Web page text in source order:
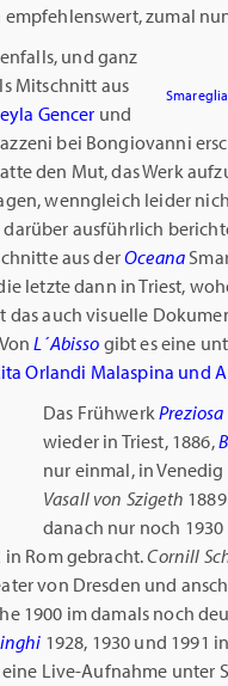
zumal
und ganz
Mitschnitt aus
Gencer und
bei Bongiovanni
den Mut, das Werk
wenngleich leider
darüber ausführlich
aus derOceana
letzte dann in Triest,
das auch visuelle
L´Abisso gibt es eine
Orlandi Malaspina und
Das FrühwerkPreziosa
wieder in Triest, 1886,
nur einmal, in Venedig
Vasall von Szigeth
danach nur noch
in Rom gebracht.Cornill
von Dresden und
1900 im damals noch
1928, 1930 und 1991
Live-Aufnahme unter